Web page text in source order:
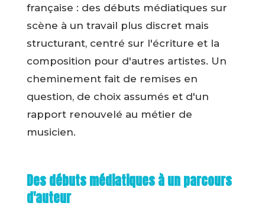
française : des débuts médiatiques sur
scène à un travail plus discret mais
structurant, centré sur l'écriture et la
composition pour d'autres artistes. Un
cheminement fait de remises en
question, de choix assumés et d'un
rapport renouvelé au métier de
musicien.
Des débuts médiatiques à un parcours
d'auteur